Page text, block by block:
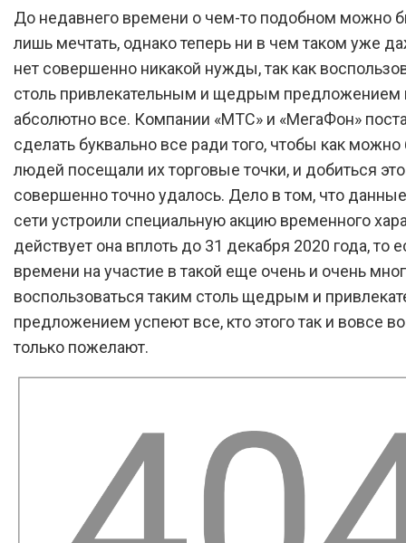
До недавнего времени о чем-то подобном можно
лишь мечтать, однако теперь ни в чем таком уже
нет совершенно никакой нужды, так как
столь привлекательным и щедрым предложением
абсолютно все. Компании «МТС» и «МегаФон»
сделать буквально все ради того, чтобы как
людей посещали их торговые точки, и добиться
совершенно точно удалось. Дело в том, что
сети устроили специальную акцию временного
действует она вплоть до 31 декабря 2020 года, то
времени на участие в такой еще очень и очень
воспользоваться таким столь щедрым и
предложением успеют все, кто этого так и вовсе
только пожелают.